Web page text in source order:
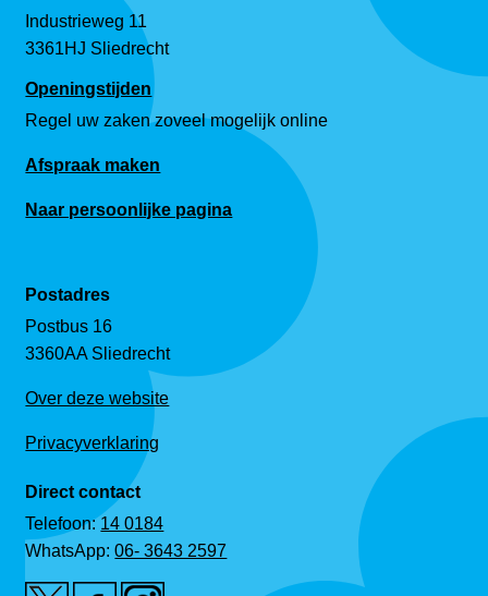
Industrieweg 11
3361HJ Sliedrecht
Openingstijden
Regel uw zaken zoveel mogelijk online
Afspraak maken
Naar persoonlijke pagina
Postadres
Postbus 16
3360AA Sliedrecht
Over deze website
Privacyverklaring
Direct contact
Telefoon:14 0184
WhatsApp:06- 3643 2597